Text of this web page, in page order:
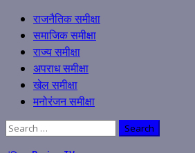
Primary
Menu
राजनैतिक समीक्षा
समाजिक समीक्षा
राज्य समीक्षा
अपराध समीक्षा
खेल समीक्षा
मनोरंजन समीक्षा
Search